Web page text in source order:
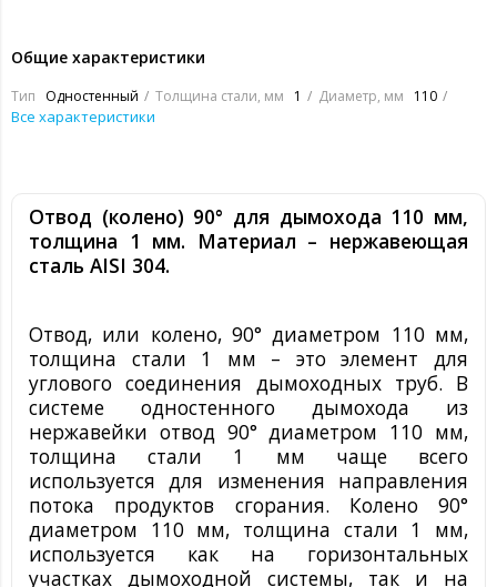
Общие характеристики
Тип Одностенный Толщина стали, мм 1 Диаметр, мм 110
Все характеристики
Отвод (колено) 90° для дымохода 110 мм,
толщина 1 мм. Материал – нержавеющая
сталь AISI 304.
Отвод, или колено, 90° диаметром 110 мм,
толщина стали 1 мм – это элемент для
углового соединения дымоходных труб. В
системе одностенного дымохода из
нержавейки отвод 90° диаметром 110 мм,
толщина стали 1 мм чаще всего
используется для изменения направления
потока продуктов сгорания. Колено 90°
диаметром 110 мм, толщина стали 1 мм,
используется как на горизонтальных
участках дымоходной системы, так и на